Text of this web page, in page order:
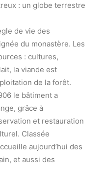
: un globe terrestre
de vie des
du monastère. Les
: cultures,
la viande est
de la forêt.
le bâtiment a
grâce à
et restauration
Classée
aujourd’hui des
et aussi des